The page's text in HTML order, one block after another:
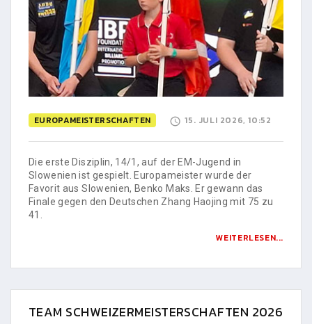
EUROPAMEISTERSCHAFTEN 15. JULI 2026, 10:52
Die erste Disziplin, 14/1, auf der EM-Jugend in
Slowenien ist gespielt. Europameister wurde der
Favorit aus Slowenien, Benko Maks. Er gewann das
Finale gegen den Deutschen Zhang Haojing mit 75 zu
41.
WEITERLESEN...
TEAM SCHWEIZERMEISTERSCHAFTEN 2026